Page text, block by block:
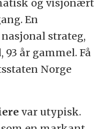
og visjonært
En
strateg,
93 år gammel. Få
Norge
var utypisk.